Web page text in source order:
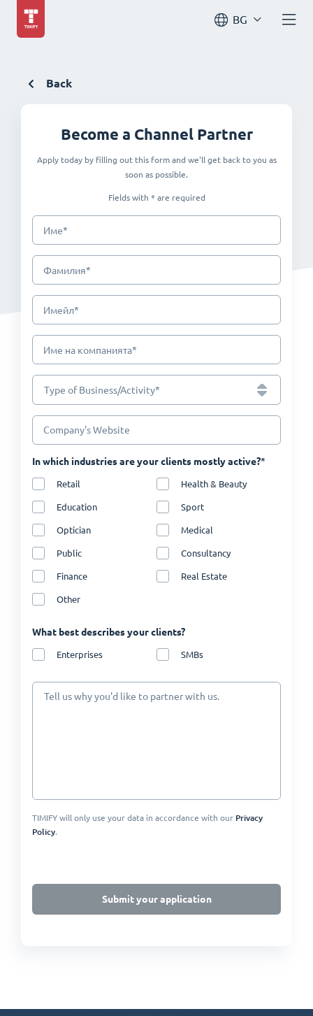
BG
Back
Become a Channel Partner
Apply today by filling out this form and we'll get back to you as
soon as possible.
Fields with * are required
Име*
Фамилия*
Имейл*
Име на компанията*
Type of Business/Activity*
Company's Website
In which industries are your clients mostly active?*
Retail Health & Beauty
Education Sport
Optician Medical
Public Consultancy
Finance Real Estate
Other
What best describes your clients?
Enterprises SMBs
Tell us why you'd like to partner with us.
TIMIFY will only use your data in accordance with our Privacy
Policy.
Submit your application